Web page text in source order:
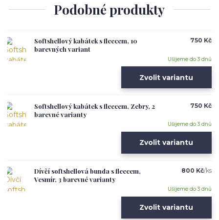
Podobné produkty
Softshellový kabátek s fleecem, 10
barevných variant
750 Kč
Ušijeme do 3 dnů
Zvolit variantu
Softshellový kabátek s fleecem, Zebry, 2
barevné varianty
750 Kč
Ušijeme do 3 dnů
Zvolit variantu
Dívčí softshellová bunda s fleecem,
Vesmír, 3 barevné varianty
800 Kč/ks
Ušijeme do 3 dnů
Zvolit variantu